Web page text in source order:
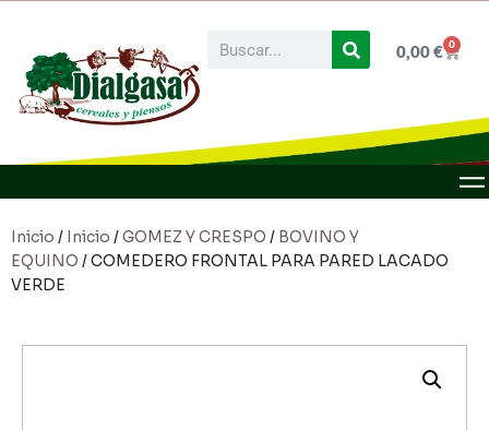
0,00€ 0
Inicio / Inicio /GOMEZ Y CRESPO / BOVINO Y
EQUINO / COMEDERO FRONTAL PARA PARED LACADO
VERDE